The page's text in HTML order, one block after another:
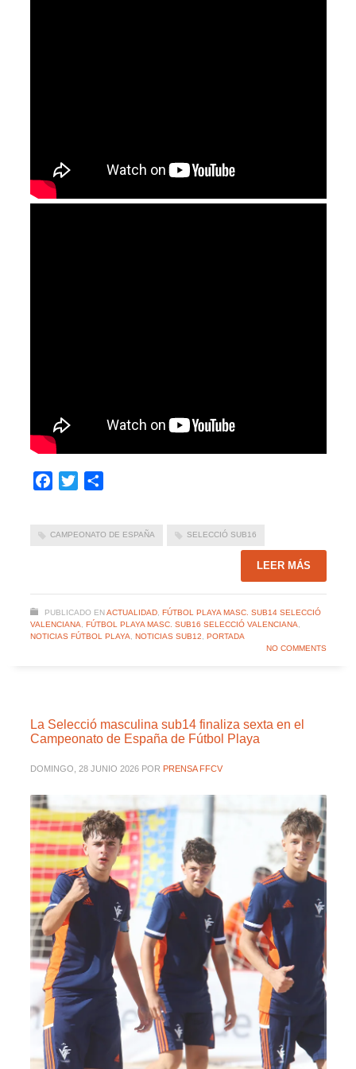
Facebook
Twitter
CAMPEONATO DE ESPAÑA SELECCIÓ SUB16
LEER MÁS
PUBLICADO EN ACTUALIDAD, FÚTBOL PLAYA MASC. SUB14 SELECCIÓ
VALENCIANA
FÚTBOL PLAYA MASC. SUB16 SELECCIÓ VALENCIANA
NOTICIAS FÚTBOL PLAYA
NOTICIAS SUB12
PORTADA
NO COMMENTS
La Selecció masculina sub14 finaliza sexta en el
Campeonato de España de Fútbol Playa
DOMINGO, 28 JUNIO 2026 POR PRENSA FFCV